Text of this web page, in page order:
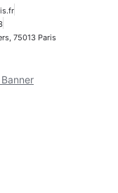
75013 Paris